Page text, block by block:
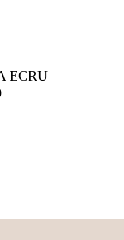
ECRU